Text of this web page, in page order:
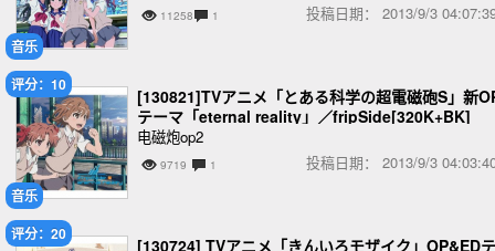
音乐
11258 1 投稿日期： 2013/9/3
音乐
评分：10
[130821]TVアニメ「とある科学の超電磁砲S」新
テーマ「eternal reality」／fripSide[320K+BK]
电磁炮op2
9719 1 投稿日期： 2013/9/3
评分：20
[130724] TVアニメ「きんいろモザイク」OP&EDテ